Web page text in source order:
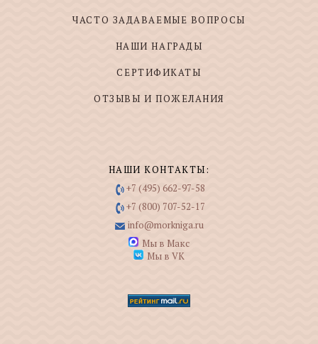
ЧАСТО ЗАДАВАЕМЫЕ ВОПРОСЫ
НАШИ НАГРАДЫ
СЕРТИФИКАТЫ
ОТЗЫВЫ И ПОЖЕЛАНИЯ
НАШИ КОНТАКТЫ:
+7 (495) 662-97-58
+7 (800) 707-52-17
info@morkniga.ru
Мы в Макс
Мы в VK